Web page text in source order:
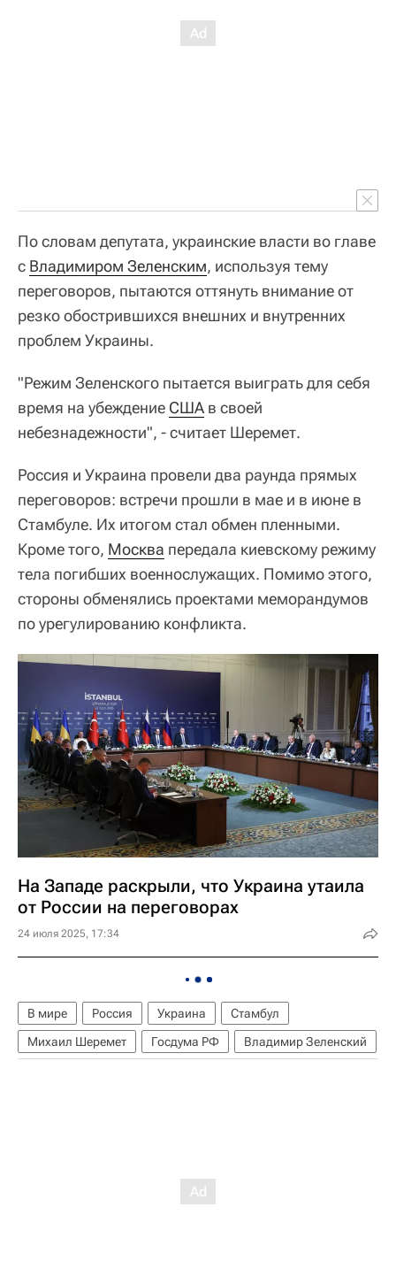
По словам депутата, украинские власти во главе
с Владимиром Зеленским, используя тему
переговоров, пытаются оттянуть внимание от
резко обострившихся внешних и внутренних
проблем Украины.
"Режим Зеленского пытается выиграть для себя
время на убеждение США в своей
небезнадежности", - считает Шеремет.
Россия и Украина провели два раунда прямых
переговоров: встречи прошли в мае и в июне в
Стамбуле. Их итогом стал обмен пленными.
Кроме того, Москва передала киевскому режиму
тела погибших военнослужащих. Помимо этого,
стороны обменялись проектами меморандумов
по урегулированию конфликта.
На Западе раскрыли, что Украина утаила
от России на переговорах
24 июля 2025, 17:34
В мире Россия Украина
Стамбул
Михаил Шеремет
Госдума РФ Владимир Зеленский